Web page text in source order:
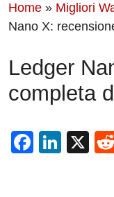
Home » Migliori
Nano X:
Ledger
completa
F
Li
X